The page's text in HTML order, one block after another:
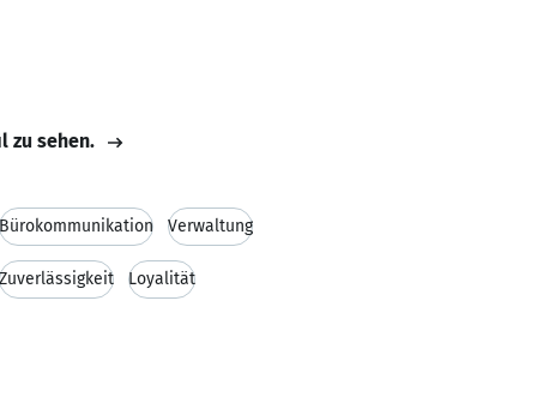
zu sehen.
Bürokommunikation Verwaltung
Zuverlässigkeit Loyalität